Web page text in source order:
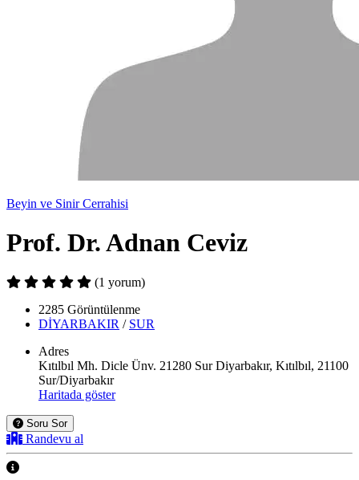
Beyin ve Sinir Cerrahisi
Prof. Dr. Adnan Ceviz
(1 yorum)
2285 Görüntülenme
DİYARBAKIR / SUR
Adres
Kıtılbıl Mh. Dicle Ünv. 21280 Sur Diyarbakır, Kıtılbıl, 21100
Sur/Diyarbakır
Haritada göster
Soru Sor
Randevu al